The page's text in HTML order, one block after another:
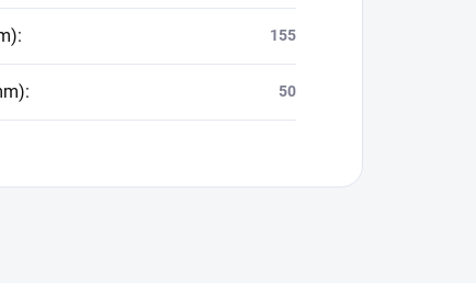
: 155
: 50